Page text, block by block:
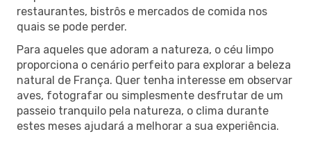
restaurantes, bistrôs e mercados de comida nos
quais se pode perder.
Para aqueles que adoram a natureza, o céu limpo
proporciona o cenário perfeito para explorar a beleza
natural de França. Quer tenha interesse em observar
aves, fotografar ou simplesmente desfrutar de um
passeio tranquilo pela natureza, o clima durante
estes meses ajudará a melhorar a sua experiência.